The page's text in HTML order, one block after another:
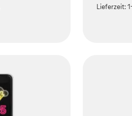
Lieferzeit: